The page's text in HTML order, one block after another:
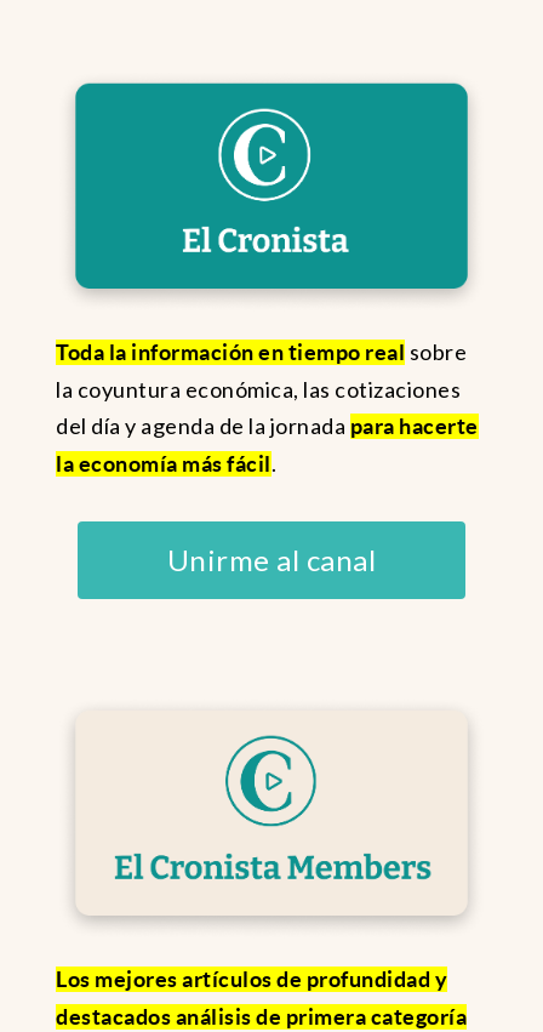
Toda la información en tiempo real sobre
la coyuntura económica, las cotizaciones
del día y agenda de la jornada para hacerte
la economía más fácil.
Unirme al canal
Los mejores artículos de profundidad y
destacados análisis de primera categoría